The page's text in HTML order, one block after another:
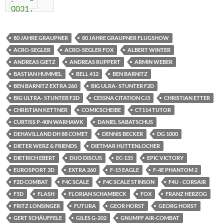
80 JAHRE GRAUPNER
80 JAHRE GRAUPNER FLUGSHOW
ACRO-SEGLER
ACRO-SEGLER FOX
ALBERT WINTER
ANDREAS GIETZ
ANDREAS RUPPERT
ARMIN WEBER
BASTIAN HUMMEL
BELL 412
BEN BARNITZ
BEN BARNITZ EXTRA 260
BIG ULRA- STUNTER F2D
BIG ULTRA- STUNTER F2D
CESSNA CITATION CJ3
CHRISTIAN ETTER
CHRISTIAN KETTNER
COMICSCHEIBE
CT114 TUTOR
CURTISS P-40N WARHAWK
DANIEL SABATSCHUS
DEHAVILLAND DH 88 COMET
DENNIS BECKER
DG 1000
DIETER WERZ & FRIENDS
DIETMAR HUTTENLOCHER
DIETRICH EBERT
DUO DISCUS EC-135
EPIC VICTORY
EUROSPORT 3D
EXTRA 260 F-15 EAGLE
F-4E PHANTOM 2
F2D COMBAT
F4C SCALE F4C SCALE STINSON
F4U - CORSAIR
F5D
FLASH FLORIAN SCHAMBECK FOX
FRANZ HERZOG
FRITZ LONSINGER
FUTURA GEOR HORST
GEORG HORST
GERT SCHÄUFFELE
GILES G-202 GNUMPF AIR-COMBAT